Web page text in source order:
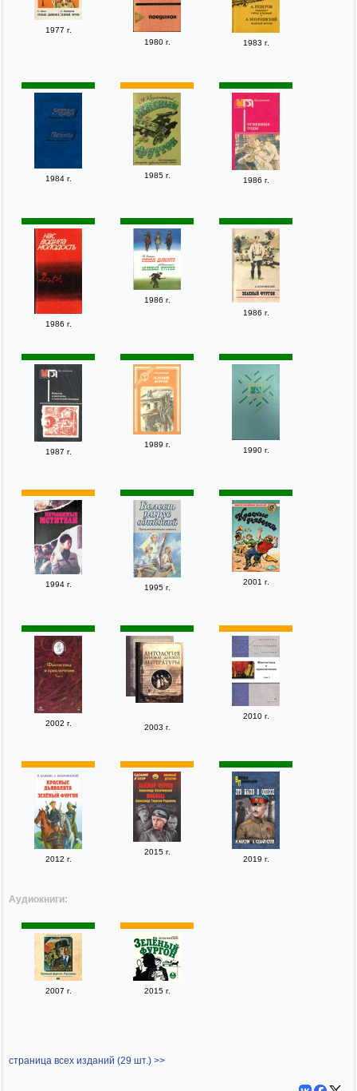
1977 г.
1980 г.
1983 г.
1984 г. 1985 г.
1986 г.
1986 г.
1986 г.
1986 г.
1987 г.
1989 г.
1990 г.
1994 г. 1995 г.
2001 г.
2002 г. 2003 г.
2010 г.
2012 г.
2015 г.
2019 г.
Аудиокниги:
2007 г. 2015 г.
страница всех изданий (29 шт.) >>